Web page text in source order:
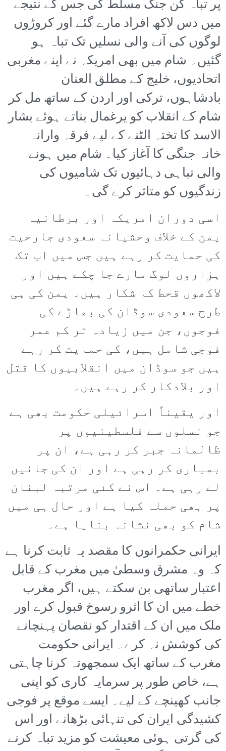
پر تباہ کن جنگ مسلط کی جس کے نتیجے
میں دس لاکھ افراد مارے گئے اور کروڑوں
لوگوں کی آنے والی نسلیں تک تباہ ہو
گئیں۔ شام میں بھی امریکہ نے اپنے مغربی
اتحادیوں، خلیج کے مطلق العنان
بادشاہوں، ترکی اور اردن کے ساتھ مل کر
شام کے انقلاب کو یرغمال بناتے ہوئے بشار
الاسد کا تختہ الٹنے کے لیے فرقہ وارانہ
خانہ جنگی کا آغاز کیا۔ شام میں ہونے
والی تباہی دہائیوں تک شامیوں کی
زندگیوں کو متاثر کرے گی۔
اسی دوران امریکہ اور برطانیہ
یمن کے خلاف وحشیانہ سعودی جارحیت
کی حمایت کر رہے ہیں جس میں اب تک
ہزاروں لوگ مارے جا چکے ہیں اور
لاکھوں قحط کا شکار ہیں۔ یمن کی ہی
طرح سعودی سوڈان کی بھاڑے کی
فوجوں، جن میں زیادہ تر کم عمر
فوجی شامل ہیں، کی حمایت کر رہے
ہیں جو سوڈان میں انقلابیوں کا قتل
اور بلادکار کر رہے ہیں۔
اور یقیناً اسرائیلی حکومت بھی ہے
جو نسلوں سے فلسطینیوں پر
ظالمانہ جبر کر رہی ہے، ان پر
بمباری کر رہی ہے اور ان کی جانیں
لے رہی ہے۔ اس نے کئی مرتبہ لبنان
پر بھی حملہ کیا ہے اور حال ہی میں
شام کو بھی نشانہ بنایا ہے۔
ایرانی حکمرانوں کا مقصد یہ ثابت کرنا ہے
کہ وہ مشرق وسطیٰ میں مغرب کے قابل
اعتبار ساتھی بن سکتے ہیں، اگر مغرب
خطے میں ان کا اثرو رسوخ قبول کرے اور
ملک میں ان کے اقتدار کو نقصان پہنچانے
کی کوشش نہ کرے۔ ایرانی حکومت
مغرب کے ساتھ ایک سمجھوتہ کرنا چاہتی
ہے، خاص طور پر سرمایہ کاری کو اپنی
جانب کھینچے کے لیے۔ ایسے موقع پر فوجی
کشیدگی ایران کی تنہائی بڑھانے اور اس
کی گرتی ہوئی معیشت کو مزید تباہ کرنے